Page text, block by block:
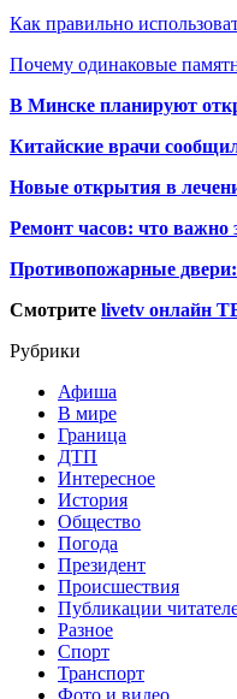
Как правильно
Почему одинаковые
В Минске планируют
Китайские врачи
Новые открытия в
Ремонт часов: что важно
Противопожарные двери:
Смотрите livetv онлайн
Рубрики
Афиша
В мире
Граница
ДТП
Интересное
История
Общество
Погода
Президент
Происшествия
Публикации
Разное
Спорт
Транспорт
Фото и видео